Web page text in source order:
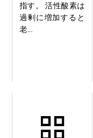
指す。 活性酸素は
過剰に増加すると
老...